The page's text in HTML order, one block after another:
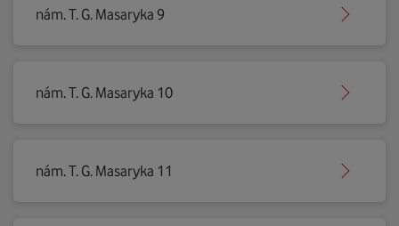
nám. T. G. Masaryka 9
nám. T. G. Masaryka 10
nám. T. G. Masaryka 11